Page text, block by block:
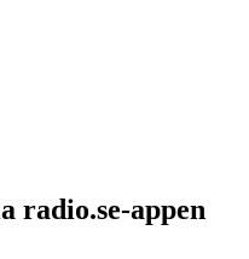
radio.se-appen